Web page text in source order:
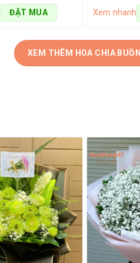
ĐẶT MUA Xem nhanh
XEM THÊM HOA CHIA BUỒN